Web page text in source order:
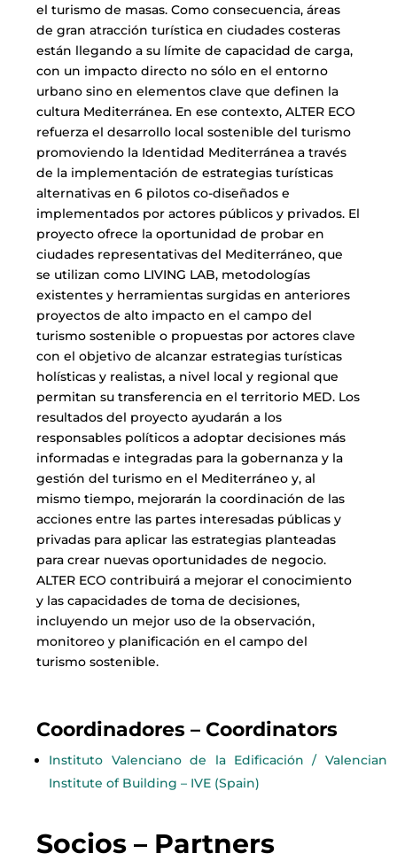
el turismo de masas. Como consecuencia, áreas
de gran atracción turística en ciudades costeras
están llegando a su límite de capacidad de carga,
con un impacto directo no sólo en el entorno
urbano sino en elementos clave que definen la
cultura Mediterránea. En ese contexto, ALTER ECO
refuerza el desarrollo local sostenible del turismo
promoviendo la Identidad Mediterránea a través
de la implementación de estrategias turísticas
alternativas en 6 pilotos co-diseñados e
implementados por actores públicos y privados. El
proyecto ofrece la oportunidad de probar en
ciudades representativas del Mediterráneo, que
se utilizan como LIVING LAB, metodologías
existentes y herramientas surgidas en anteriores
proyectos de alto impacto en el campo del
turismo sostenible o propuestas por actores clave
con el objetivo de alcanzar estrategias turísticas
holísticas y realistas, a nivel local y regional que
permitan su transferencia en el territorio MED. Los
resultados del proyecto ayudarán a los
responsables políticos a adoptar decisiones más
informadas e integradas para la gobernanza y la
gestión del turismo en el Mediterráneo y, al
mismo tiempo, mejorarán la coordinación de las
acciones entre las partes interesadas públicas y
privadas para aplicar las estrategias planteadas
para crear nuevas oportunidades de negocio.
ALTER ECO contribuirá a mejorar el conocimiento
y las capacidades de toma de decisiones,
incluyendo un mejor uso de la observación,
monitoreo y planificación en el campo del
turismo sostenible.
Coordinadores –Coordinators
Instituto Valenciano de la Edificación / Valencian
Institute of Building – IVE (Spain)
Socios – Partners